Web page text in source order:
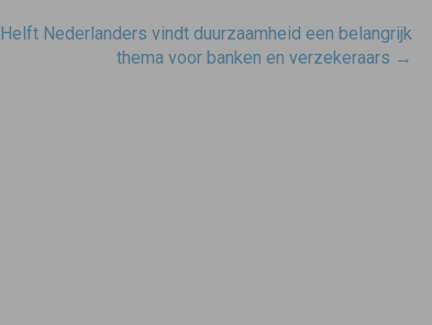
Helft Nederlanders vindt duurzaamheid een belangrijk
thema voor banken en verzekeraars →